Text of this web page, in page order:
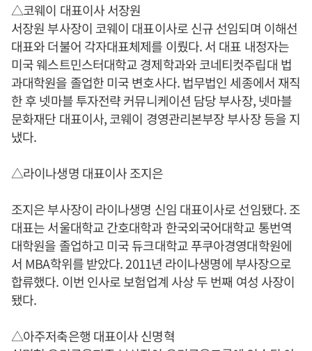
△코웨이 대표이사 서장원
서장원 부사장이 코웨이 대표이사로 신규 선임되며 이해선
대표와 더불어 각자대표체제를 이뤘다. 서 대표 내정자는
미국 웨스트민스터대학교 경제학과와 코네티컷주립대 법
과대학원을 졸업한 미국 변호사다. 법무법인 세종에서 재직
한 후 넷마블 투자전략 커뮤니케이션 담당 부사장, 넷마블
문화재단 대표이사, 코웨이 경영관리본부장 부사장 등을 지
냈다.
△라이나생명 대표이사 조지은
조지은 부사장이 라이나생명 신임 대표이사로 선임됐다. 조
대표는 서울대학교 간호대학과 한국외국어대학교 통번역
대학원을 졸업하고 미국 듀크대학교 푸쿠아경영대학원에
서 MBA학위를 받았다. 2011년 라이나생명에 부사장으로
합류했다. 이번 인사로 보험업계 사상 두 번째 여성 사장이
됐다.
△아주저축은행 대표이사 신명혁